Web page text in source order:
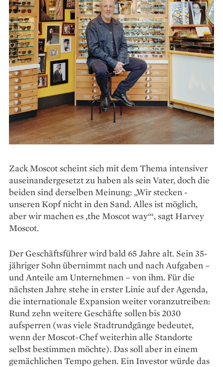
Zack Moscot scheint sich mit dem Thema intensiver
auseinandergesetzt zu haben als sein Vater, doch die
beiden sind derselben Meinung: „Wir stecken ­
unseren Kopf nicht in den Sand. Alles ist möglich,
aber wir ­machen es ‚the Moscot way‘“, sagt Harvey
Moscot.
Der Geschäftsführer wird bald 65 Jahre alt. Sein 35-
jähriger Sohn übernimmt nach und nach ­Aufgaben –
und Anteile am Unternehmen – von ihm. Für die
näch­sten Jahre stehe in erster Linie auf der Agenda,
die internationale Expansion weiter voranzutreiben:
Rund zehn weitere Geschäfte sollen bis 2030
aufsperren (was viele Stadtrundgänge bedeutet,
wenn der Moscot-Chef weiterhin alle Standorte
selbst bestimmen möchte). Das soll aber in einem
gemächlichen Tempo gehen. Ein Investor würde das